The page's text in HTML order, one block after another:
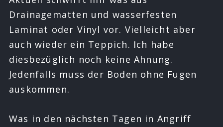
Drainagematten und wasserfesten
Laminat oder Vinyl vor. Vielleicht aber
auch wieder ein Teppich. Ich habe
diesbezüglich noch keine Ahnung.
Jedenfalls muss der Boden ohne Fugen
auskommen.
Was in den nächsten Tagen in Angriff